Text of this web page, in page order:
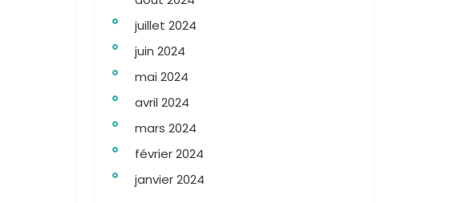
juillet 2024
juin 2024
mai 2024
avril 2024
mars 2024
février 2024
janvier 2024